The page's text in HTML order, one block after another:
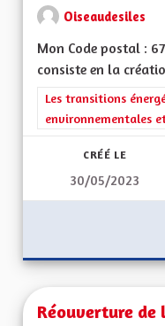
Oiseaudesiles
Mon Code postal :
consiste en la
Filtrer les résultats
Les transitions
environnementales
CRÉÉ LE
30/05/2023
Réouverture